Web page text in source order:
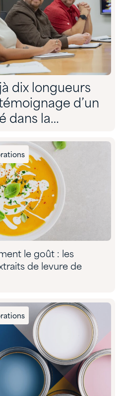
dix longueurs
d’un
dans la
avec Quadra »
le goût : les
de levure de